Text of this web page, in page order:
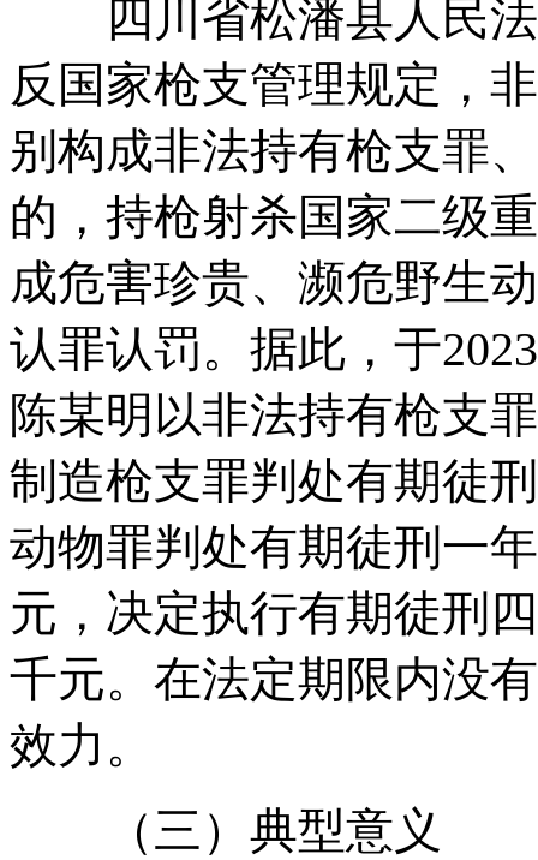
四川省松潘县人民法
反国家枪支管理规定，
别构成非法持有枪支罪
的，持枪射杀国家二级
成危害珍贵、濒危野生
认罪认罚。据此，于
陈某明以非法持有枪支
制造枪支罪判处有期徒
动物罪判处有期徒刑一
元，决定执行有期徒刑
千元。在法定期限内没
效力。
（三）典型意义